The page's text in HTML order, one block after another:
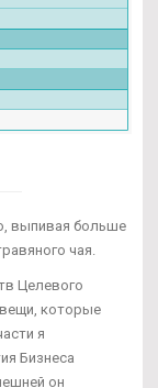
выпивая больше
чая.
Целевого
которые
я
Бизнеса
он